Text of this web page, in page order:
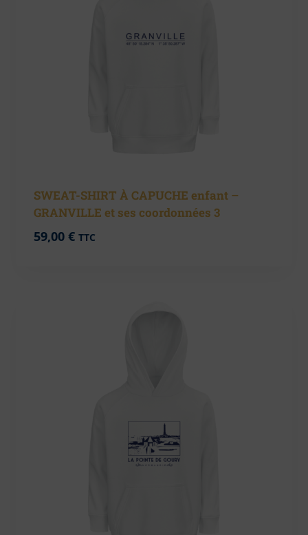
SWEAT-SHIRT À CAPUCHE enfant –
GRANVILLE et ses coordonnées 3
59,00 € TTC